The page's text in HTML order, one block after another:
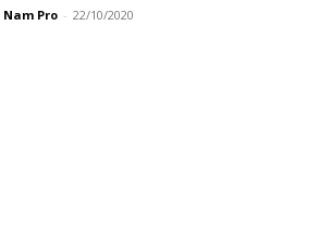
Nam Pro - 22/10/2020